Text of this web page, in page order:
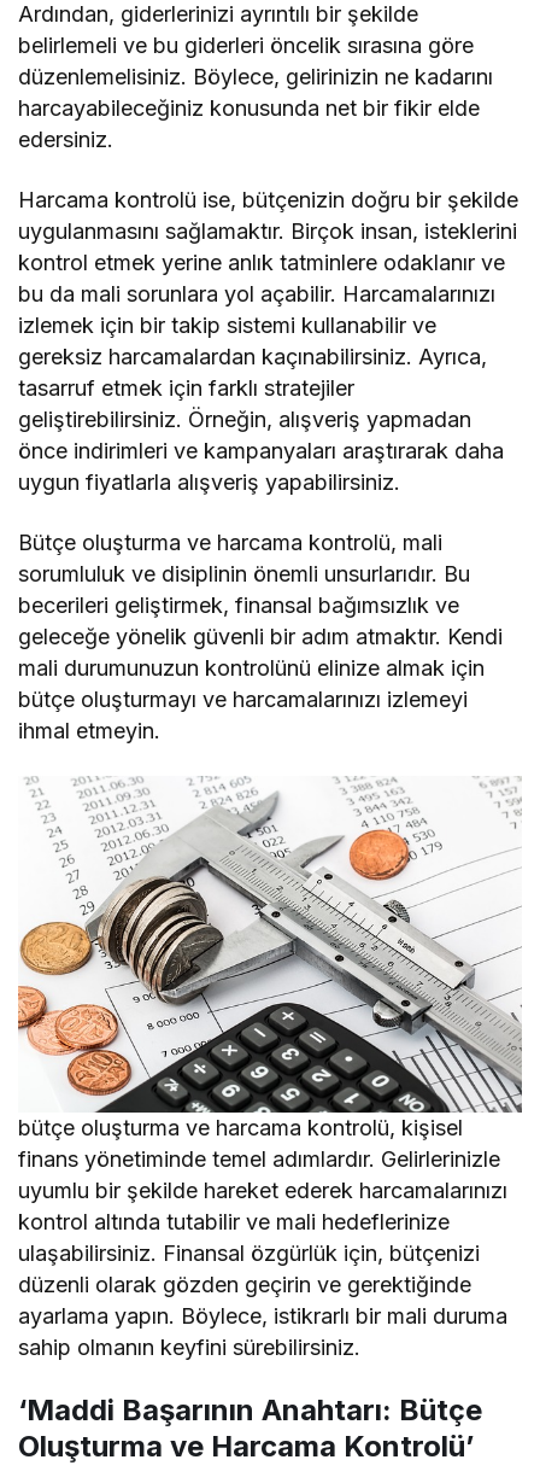
Ardından, giderlerinizi ayrıntılı bir şekilde
belirlemeli ve bu giderleri öncelik sırasına göre
düzenlemelisiniz. Böylece, gelirinizin ne kadarını
harcayabileceğiniz konusunda net bir fikir elde
edersiniz.
Harcama kontrolü ise, bütçenizin doğru bir şekilde
uygulanmasını sağlamaktır. Birçok insan, isteklerini
kontrol etmek yerine anlık tatminlere odaklanır ve
bu da mali sorunlara yol açabilir. Harcamalarınızı
izlemek için bir takip sistemi kullanabilir ve
gereksiz harcamalardan kaçınabilirsiniz. Ayrıca,
tasarruf etmek için farklı stratejiler
geliştirebilirsiniz. Örneğin, alışveriş yapmadan
önce indirimleri ve kampanyaları araştırarak daha
uygun fiyatlarla alışveriş yapabilirsiniz.
Bütçe oluşturma ve harcama kontrolü, mali
sorumluluk ve disiplinin önemli unsurlarıdır. Bu
becerileri geliştirmek, finansal bağımsızlık ve
geleceğe yönelik güvenli bir adım atmaktır. Kendi
mali durumunuzun kontrolünü elinize almak için
bütçe oluşturmayı ve harcamalarınızı izlemeyi
ihmal etmeyin.
bütçe oluşturma ve harcama kontrolü, kişisel
finans yönetiminde temel adımlardır. Gelirlerinizle
uyumlu bir şekilde hareket ederek harcamalarınızı
kontrol altında tutabilir ve mali hedeflerinize
ulaşabilirsiniz. Finansal özgürlük için, bütçenizi
düzenli olarak gözden geçirin ve gerektiğinde
ayarlama yapın. Böylece, istikrarlı bir mali duruma
sahip olmanın keyfini sürebilirsiniz.
‘Maddi Başarının Anahtarı: Bütçe
Oluşturma ve Harcama Kontrolü’